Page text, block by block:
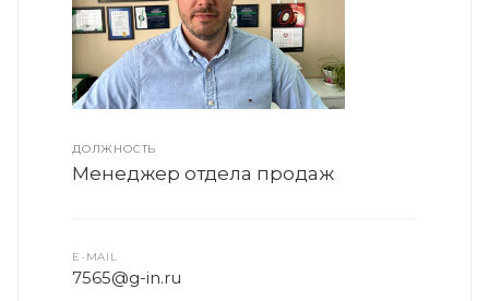
ДОЛЖНОСТЬ
Менеджер отдела продаж
E-MAIL
7565@g-in.ru